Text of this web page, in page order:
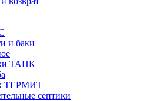
и баки
ТАНК
ТЕРМИТ
септики